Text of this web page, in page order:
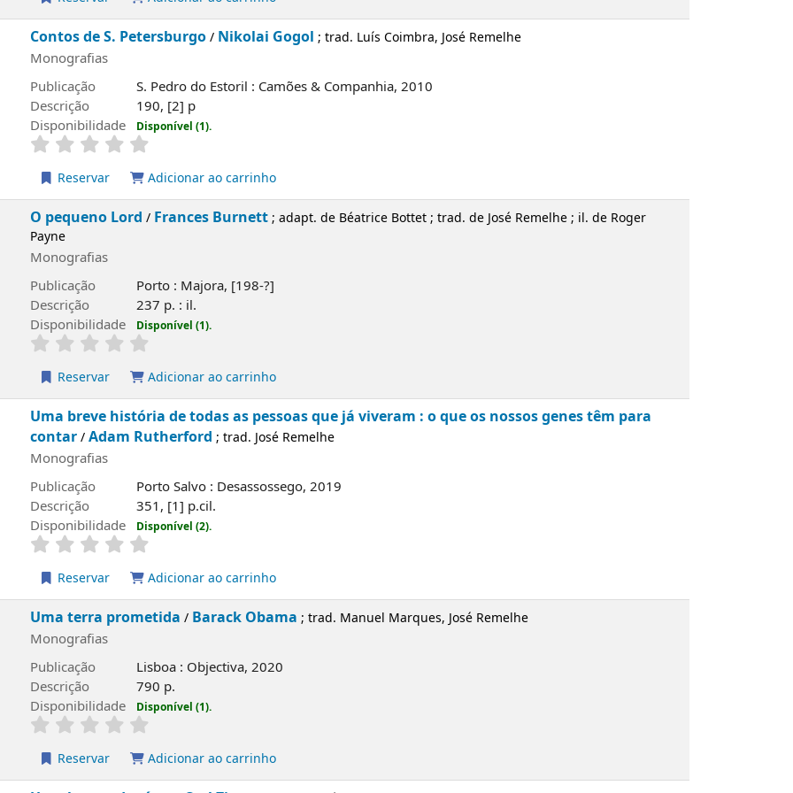
Reservar Adicionar ao carrinho
Contos de S. Petersburgo
Publicação
S. Pedro do Estoril : Camões & Companhia, 2010
Descrição
190, [2] p
Disponibilidade
Disponível (1).
Reservar Adicionar ao carrinho
O pequeno Lord
Monografias
Publicação
Porto : Majora, [198-?]
Descrição
237 p. : il.
Reservar Adicionar ao carrinho
Uma breve história de todas as pessoas que já viveram : o que os nossos genes têm para
contar
Monografias
Publicação
Porto Salvo : Desassossego, 2019
Descrição
351, [1] p.cil.
Reservar Adicionar ao carrinho
Uma terra prometida
Monografias
Publicação
Lisboa : Objectiva, 2020
Descrição
790 p.